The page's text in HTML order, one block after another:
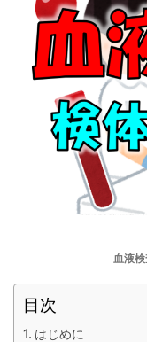
血液
目次
はじめに